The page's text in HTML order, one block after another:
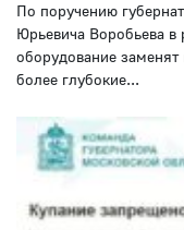
По поручению
Юрьевича Воробьева в
оборудование
более глубокие...